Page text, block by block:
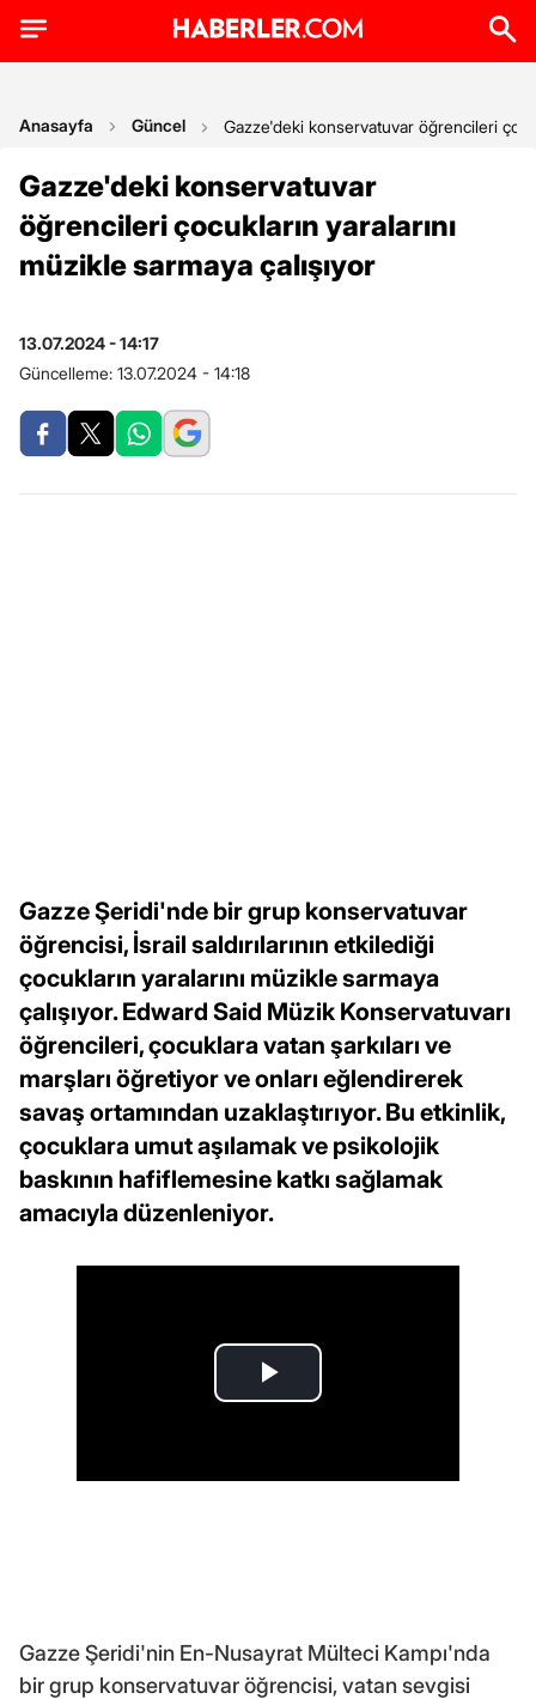
Anasayfa Güncel Gazze'deki konservatuvar öğrencileri
Gazze'deki konservatuvar
öğrencileri çocukların yaralarını
müzikle sarmaya çalışıyor
13.07.2024 - 14:17
Güncelleme: 13.07.2024 - 14:18
Gazze Şeridi'nde bir grup konservatuvar
öğrencisi, İsrail saldırılarının etkilediği
çocukların yaralarını müzikle sarmaya
çalışıyor. Edward Said Müzik Konservatuvarı
öğrencileri, çocuklara vatan şarkıları ve
marşları öğretiyor ve onları eğlendirerek
savaş ortamından uzaklaştırıyor. Bu etkinlik,
çocuklara umut aşılamak ve psikolojik
baskının hafiflemesine katkı sağlamak
amacıyla düzenleniyor.
Gazze Şeridi'nin En-Nusayrat Mülteci Kampı'nda
bir grup konservatuvar öğrencisi, vatan sevgisi